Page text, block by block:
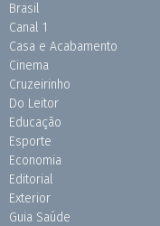
Brasil
Canal 1
Casa e Acabamento
Cinema
Cruzeirinho
Do Leitor
Educação
Esporte
Economia
Editorial
Exterior
Guia Saúde